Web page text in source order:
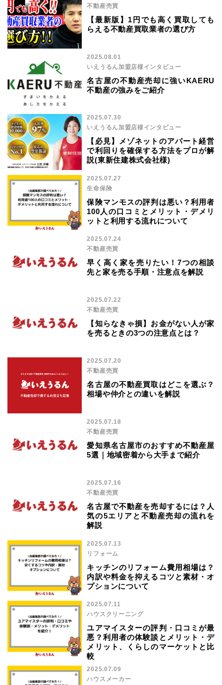
【最新版】1円でも高く買取しても
らえる不動産買取業者の選び方
不動産売買
名古屋の不動産売却に強いKAERU
不動産の強みをご紹介
2025.08.01
いえうるん加盟店様インタビュー
【必見】メゾネットのアパート経営
で利回りを確保する方法をプロが解
説(東新住建株式会社様)
2025.07.30
いえうるん加盟店様インタビュー
保険マンモスの評判は悪い？利用者
100人の口コミとメリット・デメリ
ットと利用する流れについて
2025.07.27
生命保険
早く高く家を売りたい！7つの相談
先と家を売る手順・注意点を解説
2025.07.24
不動産売買
【知らなきゃ損】お金がない人が家
を売るときの3つの注意点とは？
2025.07.22
不動産売買
名古屋の不動産買取はどこを選ぶ？
相場や仲介との違いを解説
2025.07.20
不動産売買
愛知県名古屋市のおすすめ不動産屋
5選｜地域密着から大手まで紹介
2025.07.18
不動産売買
名古屋で不動産を売却するには？人
気の5エリアと不動産売却の流れを
解説
2025.07.16
不動産売買
キッチンのリフォーム費用相場は？
内訳や料金を抑えるコツと素材・オ
プションについて
2025.07.13
リフォーム
ユアマイスターの評判・口コミが最
悪？利用者の体験談とメリット・デ
メリット、くらしのマーケットと比
較
2025.07.11
ハウスクリーニング
2025.07.09
ハウスメーカー